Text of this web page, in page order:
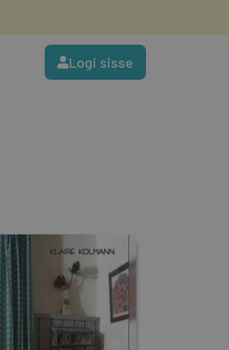
Logi sisse